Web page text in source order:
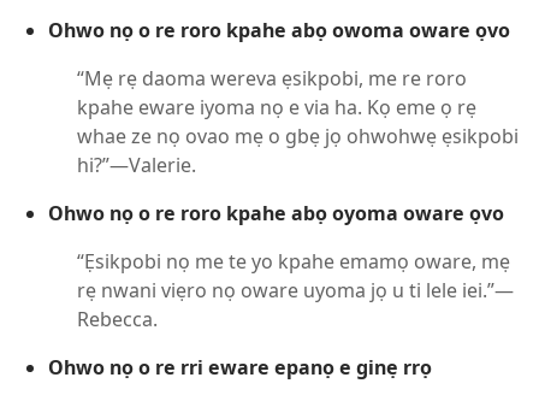
Ohwo nọ o re roro kpahe abọ owoma oware ọvo
“Mẹ rẹ daoma wereva ẹsikpobi, me re roro
kpahe eware iyoma nọ e via ha. Kọ eme ọ rẹ
whae ze nọ ovao mẹ o gbẹ jọ ohwohwẹ ẹsikpobi
hi?”—Valerie.
Ohwo nọ o re roro kpahe abọ oyoma oware ọvo
“Ẹsikpobi nọ me te yo kpahe emamọ oware, mẹ
rẹ nwani viẹro nọ oware uyoma jọ u ti lele iei.”—
Rebecca.
Ohwo nọ o re rri eware epanọ e ginẹ rrọ